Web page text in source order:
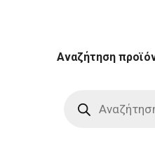
Αναζήτηση
search